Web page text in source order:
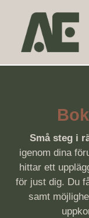
innehåll
Små steg i
igenom dina
hittar ett
för just dig. Du
samt